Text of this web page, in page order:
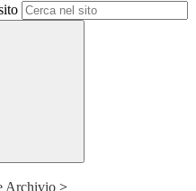
Archivio >